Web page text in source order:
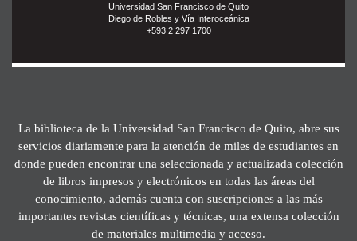
Universidad San Francisco de Quito
Diego de Robles y Vía Interoceánica
+593 2 297 1700
La biblioteca de la Universidad San Francisco de Quito, abre sus
servicios diariamente para la atención de miles de estudiantes en
donde pueden encontrar una seleccionada y actualizada colección
de libros impresos y electrónicos en todas las áreas del
conocimiento, además cuenta con suscripciones a las más
importantes revistas científicas y técnicas, una extensa colección
de materiales multimedia y acceso.